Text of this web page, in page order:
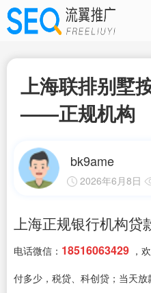
上海联排别墅
——正规机构
bk9ame
2026年6月8日
上海正规银行机构
电话微信： 18516063429 ，
付多少，税贷、科创贷；当天